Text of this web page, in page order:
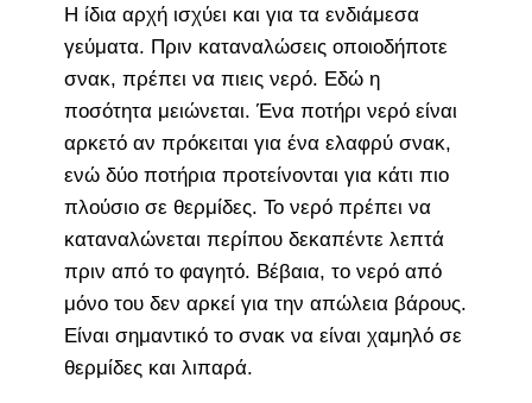
Η ίδια αρχή ισχύει και για τα ενδιάμεσα
γεύματα. Πριν καταναλώσεις οποιοδήποτε
σνακ, πρέπει να πιεις νερό. Εδώ η
ποσότητα μειώνεται. Ένα ποτήρι νερό είναι
αρκετό αν πρόκειται για ένα ελαφρύ σνακ,
ενώ δύο ποτήρια προτείνονται για κάτι πιο
πλούσιο σε θερμίδες. Το νερό πρέπει να
καταναλώνεται περίπου δεκαπέντε λεπτά
πριν από το φαγητό. Βέβαια, το νερό από
μόνο του δεν αρκεί για την απώλεια βάρους.
Είναι σημαντικό το σνακ να είναι χαμηλό σε
θερμίδες και λιπαρά.